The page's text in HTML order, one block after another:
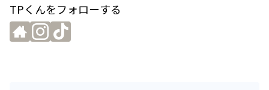
TPくんをフォローする